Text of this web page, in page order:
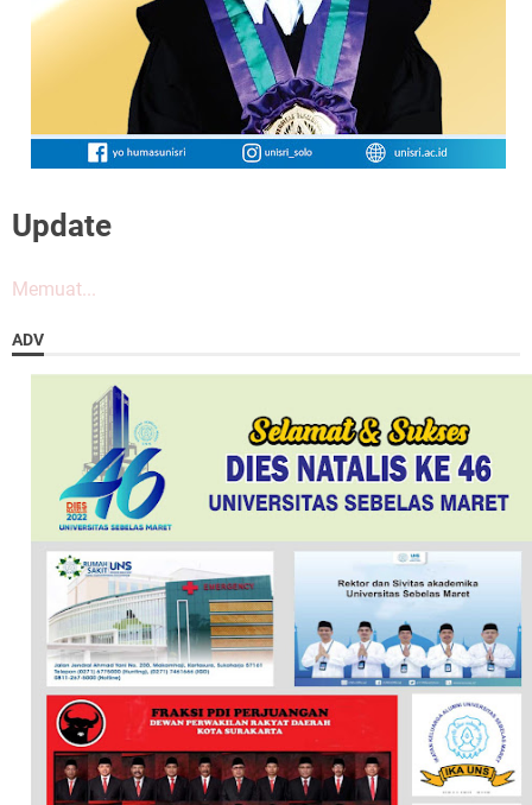
Update
Memuat...
ADV